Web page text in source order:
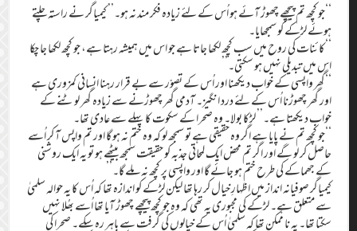
‘‘جو کچھ تم پیچھے چھوڑ آئے ہو اُس کے لئے زیادہ فکر مند نہ ہو۔’’ کیمیاگر نے راستہ چلتے
ہوئے لڑکے کو سمجھایا۔
‘‘کائنات کی روح میں سب کچھ لکھا جاتا ہے جو اس میں ہمیشہ رہتا ہے، جو کچھ لکھا جا چکا
اس میں تبدیلی نہیں ہو سکتی۔’’
‘‘گھر واپسی کے خواب دیکھنا اور اُس کے تصوّر سے بے قرار رہنا انسانی کمزوری ہے
اور گھر چھوڑنا اُس کے لئے درد انگیز۔ آدمی گھر چھوڑنے سے زیادہ گھر لوٹنے کے
خواب دیکھتا ہے۔’’ لڑکا بولا۔ وہ صحرا کے سکوت کا پہلے سے عادی تھا۔
‘‘جو کچھ تم نے پایا ہے اگر وہ حقیقی ہے تو سمجھ لو کہ وہ ختم نہ ہو گا اور تم واپس آ کر اُسے
حاصل کر لو گے اور اگر تم محض ایک لمحاتی جذبہ کو حقیقت سمجھ بیٹھے ہو تو یہ ایک روشنی
کے جھماکے کی طرح ختم ہو جائے گا اور واپسی پر کچھ نہ ملے گا۔’’
کیمیاگر صوفیانہ انداز میں اظہارِ خیال کر رہا تھا لیکن لڑکے کو اندازہ تھا کہ اُس کا یہ حوالہ سلمیٰ
سے متعلق ہے۔ لڑکے کی مجبوری یہ تھی کہ وہ جو کچھ پیچھے چھوڑ آیا تھا اُسے بھُلا نہیں
سکتا تھا۔ یہ نا ممکن تھا کہ سلمیٰ اُس کے خیالوں کی گرفت سے باہر رہ سکے۔ صحرا کی